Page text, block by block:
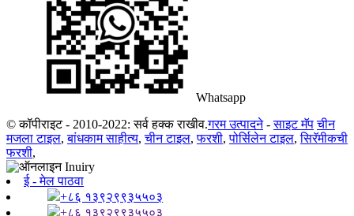
Whatsapp
© कॉपीराइट - 2010-2022: सर्व हक्क राखीव.गरम उत्पादने-साइट मॅप चीन
मजला टाइल,बांधकाम साहीत्य,चीन टाइल,फरशी,पोर्सिलेन टाइल,सिरॅमीकची
फरशी,
ई - मेल पाठवा
+८६ १३९२९९३५५०३
+८६ १३९२९९३५५०३